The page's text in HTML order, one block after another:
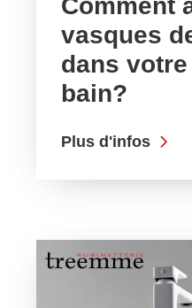
Comment
vasques
dans
bain?
Plus d'infos